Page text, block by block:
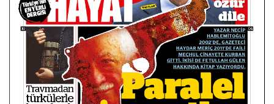
Sosyal Medya
Twitter
Facebook
Instagram
YouTube